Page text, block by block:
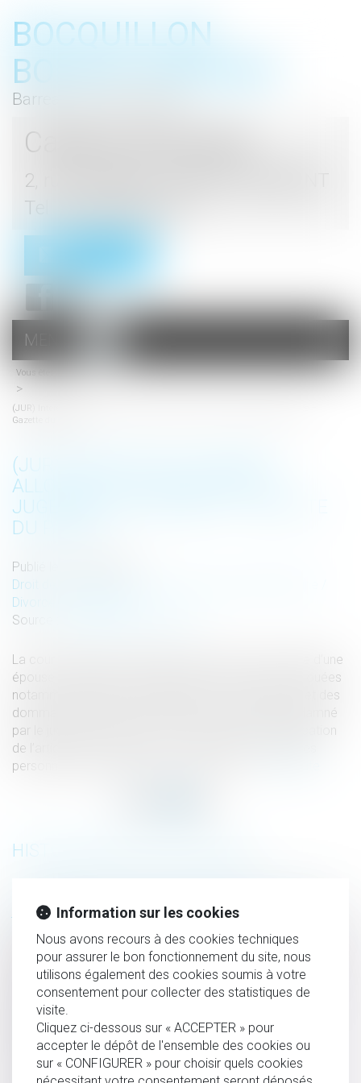
BOCQUILLON
BOESCH GROMEK
Barreau de Haute Marne
Cabinet d'avocats
2, rue du Palais - 52000 CHAUMONT
Tel : 03 25 03 05 62
menu
MENU
Vous êtes ici :
(JUR) Intérêts des sommes allouées à l’épouse par un jugement de divorce –
Gazette du Palais
(JUR) INTÉRÊTS DES SOMMES
ALLOUÉES À L’ÉPOUSE PAR UN
JUGEMENT DE DIVORCE – GAZETTE
DU PALAIS
Publié le :
Droit de la famille, des personnes et de leur patrimoine
Divorce et séparation
Source :
La cour d’appel de Versailles avait rejeté la demande d’une
épouse en paiement des intérêts sur les sommes allouées
notamment au titre de la prestation compensatoire et des
dommages-intérêts auxquels l’époux avait été condamné
par le jugement de divorce, en énonçant qu’en application
de l’article 1479, alinéa 1er, du Code civil, les créances
personnelles que les époux ont à exercer...
HISTORIQUE
jugement de divorce – Gazette du Palais
Les indemnités de rupture conventionnelle collective sont
exonérées d’impôt - Le Particulier
Premières décisions de la Cour de réexamen : la GPA et
l’intérêt des enfants – Gazette du Palais
Renonciation à l’avocat lors de la prolongation de la
détention provisoire - Dalloz Actualité
L'organisation provisoire du divorce peut durer -
Information sur les cookies
Nous avons recours à des cookies techniques
pour assurer le bon fonctionnement du site, nous
utilisons également des cookies soumis à votre
consentement pour collecter des statistiques de
visite.
Cliquez ci-dessous sur « ACCEPTER » pour
accepter le dépôt de l'ensemble des cookies ou
sur « CONFIGURER » pour choisir quels cookies